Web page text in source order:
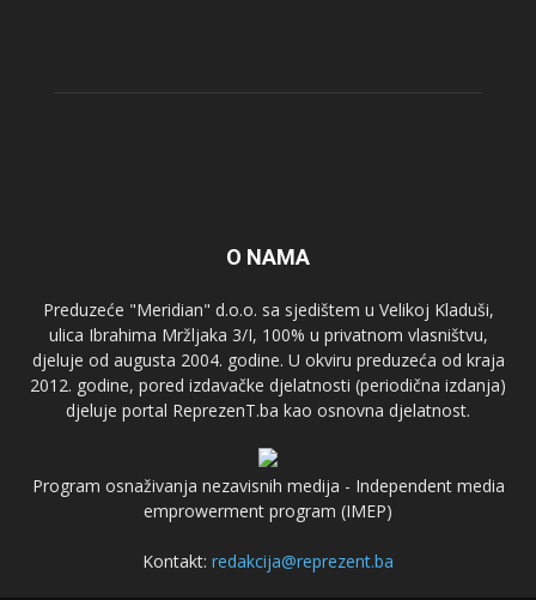
O NAMA
Preduzeće "Meridian" d.o.o. sa sjedištem u Velikoj Kladuši,
ulica Ibrahima Mržljaka 3/I, 100% u privatnom vlasništvu,
djeluje od augusta 2004. godine. U okviru preduzeća od kraja
2012. godine, pored izdavačke djelatnosti (periodična izdanja)
djeluje portal ReprezenT.ba kao osnovna djelatnost.
Program osnaživanja nezavisnih medija - Independent media
emprowerment program (IMEP)
Kontakt: redakcija@reprezent.ba